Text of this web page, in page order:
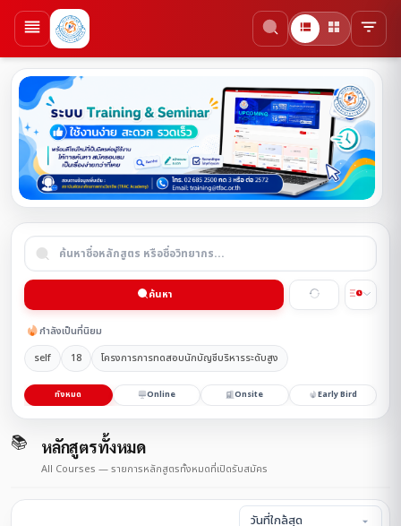
ค้นหา
กำลังเป็นที่นิยม
self
18 โครงการการทดสอบนักบัญชีบริหารระดับสูง
ทั้งหมด Online Onsite Early Bird
📚 หลักสูตรทั้งหมด
All Courses — รายการหลักสูตรทั้งหมดที่เปิดรับสมัคร